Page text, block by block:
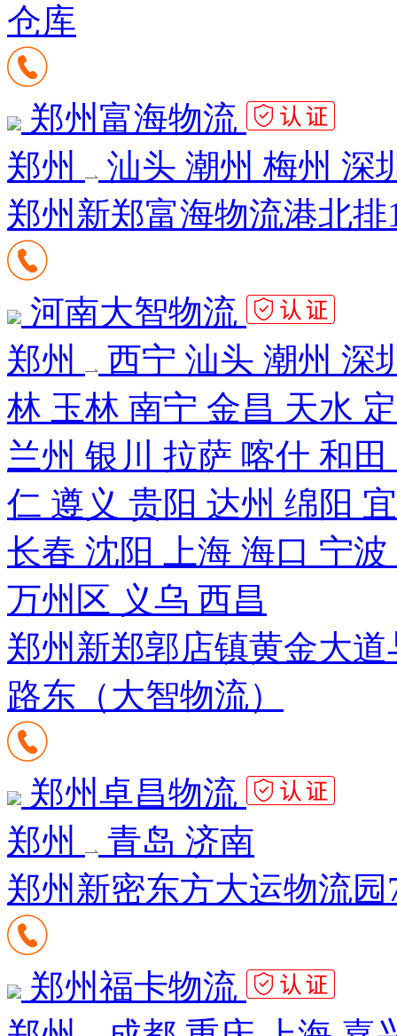
仓库
郑州富海物流
郑州
汕头 潮州 梅州 深
郑州新郑富海物流港北排
河南大智物流
郑州
西宁 汕头 潮州 深
林 玉林 南宁 金昌 天水
兰州 银川 拉萨 喀什 和
仁 遵义 贵阳 达州 绵阳
长春 沈阳 上海 海口 宁
万州区 义乌 西昌
郑州新郑郭店镇黄金大
路东（大智物流）
郑州卓昌物流
郑州
青岛 济南
郑州新密东方大运物流园
郑州福卡物流